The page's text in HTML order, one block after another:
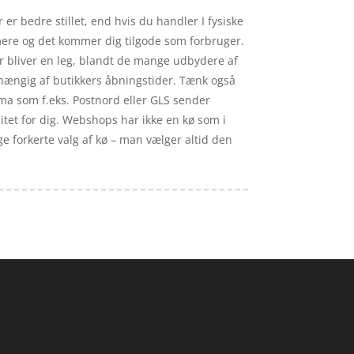
bedre stillet, end hvis du handler I fysiske
og det kommer dig tilgode som forbruger.
en leg, blandt de mange udbydere af
af butikkers åbningstider. Tænk også
som f.eks. Postnord eller GLS sender
for dig. Webshops har ikke en kø som i
forkerte valg af kø – man vælger altid den